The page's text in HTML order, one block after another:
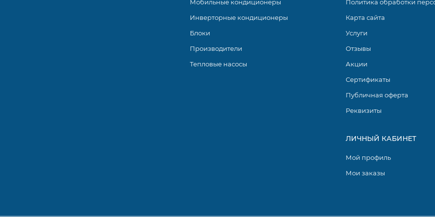
Мобильные кондиционеры
Инверторные кондиционеры
Блоки
Производители
Тепловые насосы
Политика обработки
Карта сайта
Услуги
Отзывы
Акции
Сертификаты
Публичная оферта
Реквизиты
ЛИЧНЫЙ КАБИНЕТ
Мой профиль
Мои заказы